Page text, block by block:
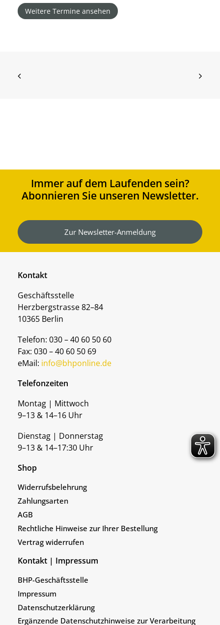
Weitere Termine ansehen
Immer auf dem Laufenden sein?
Abonnieren Sie unseren Newsletter.
Zur Newsletter-Anmeldung
Kontakt
Geschäftsstelle
Herzbergstrasse 82–84
10365 Berlin
Telefon: 030 – 40 60 50 60
Fax: 030 – 40 60 50 69
eMail: info@bhponline.de
Telefonzeiten
Montag | Mittwoch
9–13 & 14–16 Uhr
Dienstag | Donnerstag
9–13 & 14–17:30 Uhr
Shop
Widerrufsbelehrung
Zahlungsarten
AGB
Rechtliche Hinweise zur Ihrer Bestellung
Vertrag widerrufen
Kontakt | Impressum
BHP-Geschäftsstelle
Impressum
Datenschutzerklärung
Ergänzende Datenschutzhinweise zur Verarbeitung